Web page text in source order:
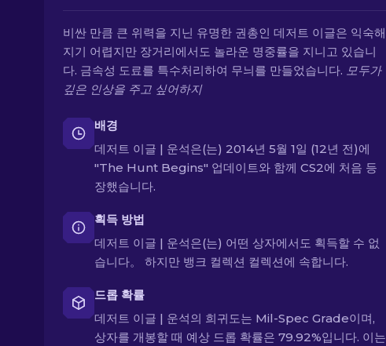
비싼 만큼 큰 위력을 지닌 유명한 권총인 데저트 이글은 익숙해
지기 어렵지만 장거리에서도 놀라운 명중률을 지니고 있습니
다. 금속성 도료를 특수처리하여 무늬를 만들었습니다. 모두가
깊은 인상을 주고 싶어하지
배경
데저트 이글 | 운석은(는) 2014년 5월 1일 (12년 전)에
"The Hunt Begins" 업데이트와 함께 CS2에 처음 등
장했습니다.
획득 방법
데저트 이글 | 운석은(는) 어떤 상자에서도 획득할 수 없
습니다。 하지만 뱅크 컬렉션 컬렉션에 속합니다.
드롭 확률
데저트 이글 | 운석의 희귀도는 Mil-Spec Grade이며,
상자를 개봉할 때 예상 드롭 확률은 79.92%입니다. 이는